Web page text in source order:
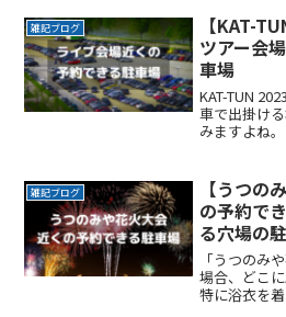
初心者にと
ります。そ
雑記ブログ
【KAT-
ツアー会
車場
KAT-TUN
車で出掛け
みますよね
由に入出庫
スムーズに
雑記ブログ
【うつの
の予約で
る穴場の
「うつのみ
場合、どこ
特に浴衣を